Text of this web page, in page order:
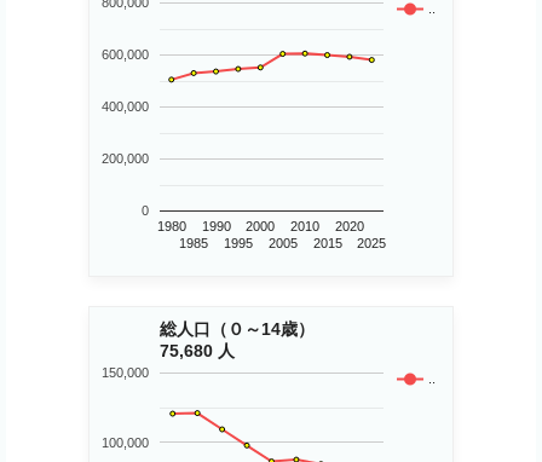
..
1980
1985
1990
1995
2000
2005
2010
2015
2020
2025
0
200,000
400,000
600,000
800,000
総人口（０～14歳）
75,680 人
..
100,000
150,000